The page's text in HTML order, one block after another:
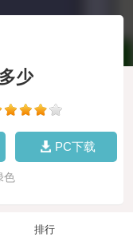
少
PC下载
色
排行